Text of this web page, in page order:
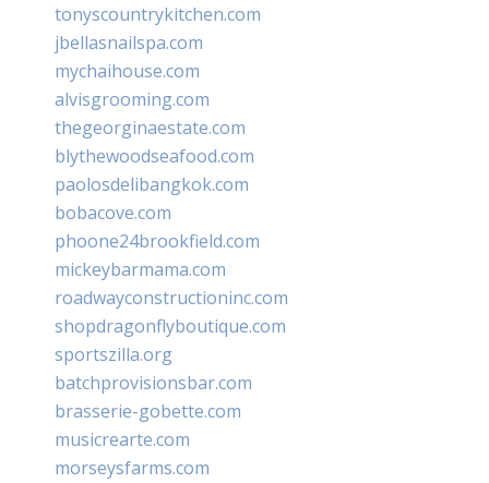
tonyscountrykitchen.com
jbellasnailspa.com
mychaihouse.com
alvisgrooming.com
thegeorginaestate.com
blythewoodseafood.com
paolosdelibangkok.com
bobacove.com
phoone24brookfield.com
mickeybarmama.com
roadwayconstructioninc.com
shopdragonflyboutique.com
sportszilla.org
batchprovisionsbar.com
brasserie-gobette.com
musicrearte.com
morseysfarms.com